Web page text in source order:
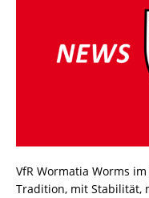
VfR Wormatia Worms
Tradition, mit Stabilität,